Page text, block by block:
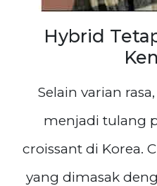
Hybrid
Selain varian
menjadi tulang
croissant di Korea.
yang dimasak